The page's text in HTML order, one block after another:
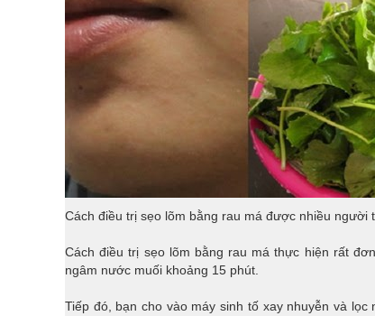
Cách điều trị sẹo lõm bằng rau má được nhiều người
Cách điều trị sẹo lõm bằng rau má thực hiện rất
ngâm nước muối khoảng 15 phút.
Tiếp đó, bạn cho vào máy sinh tố xay nhuyễn và